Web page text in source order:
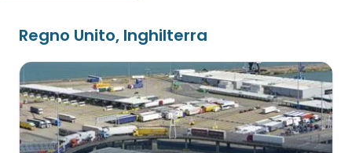
Regno Unito, Inghilterra